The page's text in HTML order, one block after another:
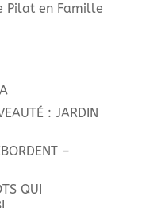
Pilat en Famille
: JARDIN
–
QUI